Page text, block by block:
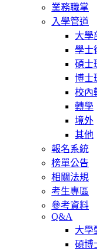
業務職掌
入學管道
大學
學士
碩士
博士
校內
轉學
境外
其他
報名系統
榜單公告
相關法規
考生專區
參考資料
Q&A
大學
碩博